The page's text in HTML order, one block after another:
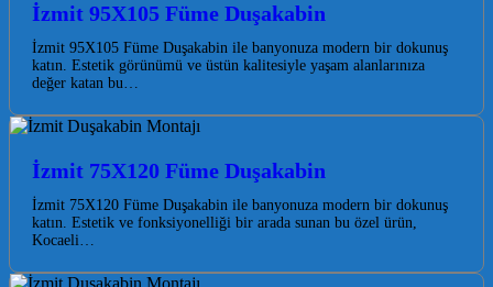
İzmit 95X105 Füme Duşakabin
İzmit 95X105 Füme Duşakabin ile banyonuza modern bir dokunuş
katın. Estetik görünümü ve üstün kalitesiyle yaşam alanlarınıza
değer katan bu…
İzmit 75X120 Füme Duşakabin
İzmit 75X120 Füme Duşakabin ile banyonuza modern bir dokunuş
katın. Estetik ve fonksiyonelliği bir arada sunan bu özel ürün,
Kocaeli…